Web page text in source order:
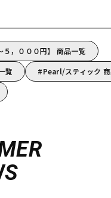
，０００円】 商品一覧
覧
Pearl/スティック